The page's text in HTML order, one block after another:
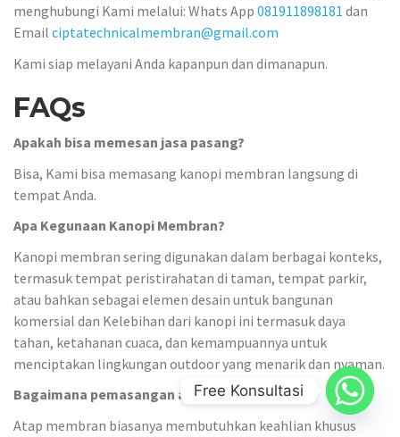
menghubungi Kami melalui: Whats App 081911898181 dan
Email ciptatechnicalmembran@gmail.com
Kami siap melayani Anda kapanpun dan dimanapun.
FAQs
Apakah bisa memesan jasa pasang?
Bisa, Kami bisa memasang kanopi membran langsung di
tempat Anda.
Apa Kegunaan Kanopi Membran?
Kanopi membran sering digunakan dalam berbagai konteks,
termasuk tempat peristirahatan di taman, tempat parkir,
atau bahkan sebagai elemen desain untuk bangunan
komersial dan Kelebihan dari kanopi ini termasuk daya
tahan, ketahanan cuaca, dan kemampuannya untuk
menciptakan lingkungan outdoor yang menarik dan nyaman.
Bagaimana pemasangan atap membran?
Atap membran biasanya membutuhkan keahlian khusus
Free Konsultasi